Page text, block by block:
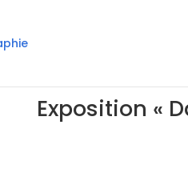
Exposition «